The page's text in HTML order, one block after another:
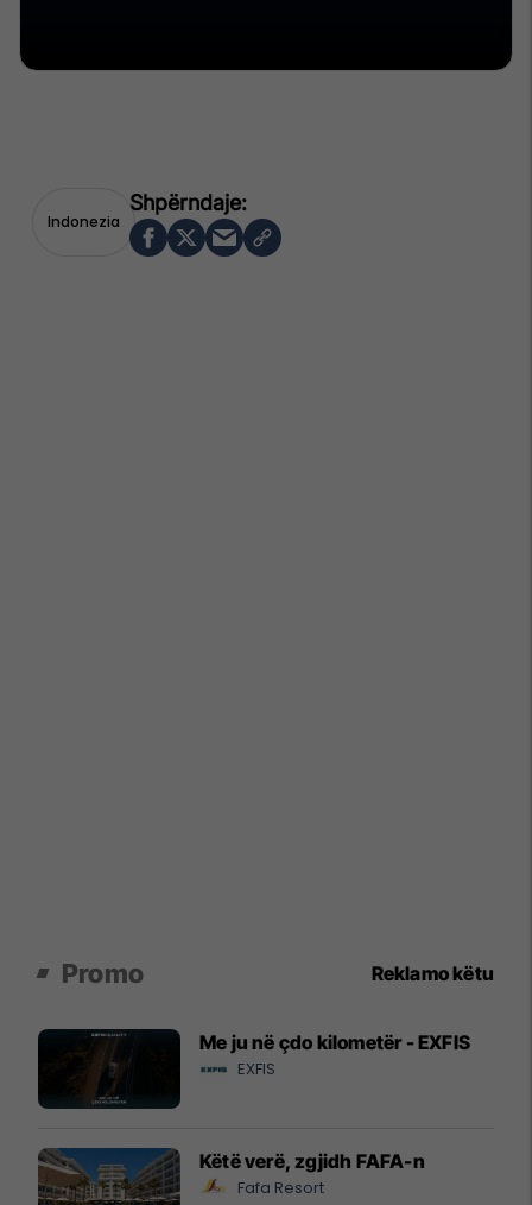
Indonezia
Promo Reklamo këtu
Me ju në çdo kilometër - EXFIS
EXFIS
Këtë verë, zgjidh FAFA-n
Fafa Resort